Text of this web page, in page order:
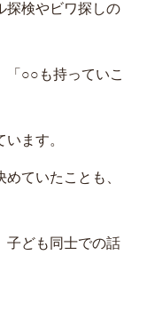
探検やビワ探しの
「○○も持っていこ
ます。
ていたことも、
子ども同士での話